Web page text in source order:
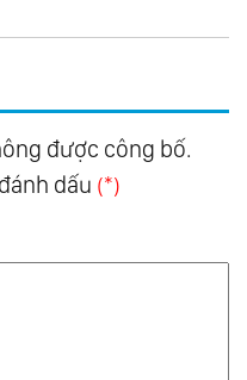
được công bố.
dấu (*)